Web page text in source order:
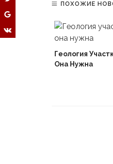
ПОХОЖИЕ
Геология
Она Нужна